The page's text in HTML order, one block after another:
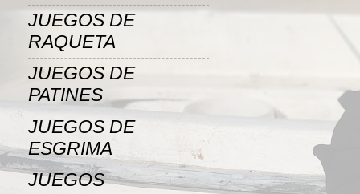
JUEGOS DE
RAQUETA
JUEGOS DE
PATINES
JUEGOS DE
ESGRIMA
JUEGOS